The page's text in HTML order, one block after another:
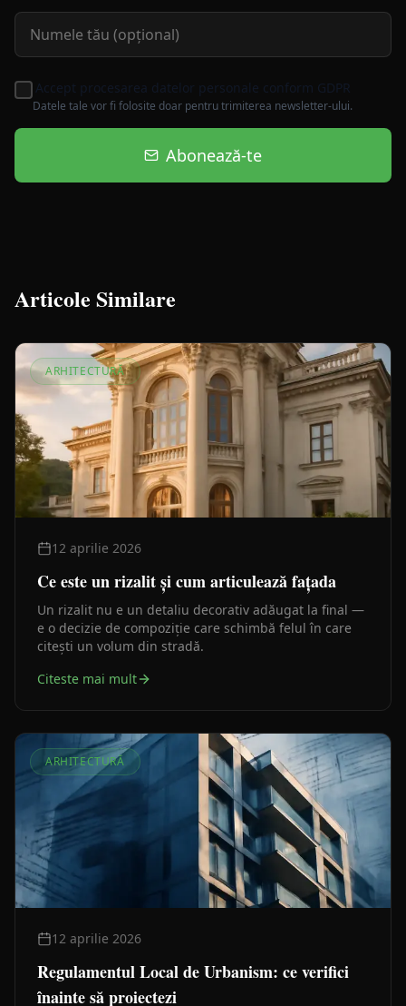
Accept procesarea datelor personale conform GDPR
Datele tale vor fi folosite doar pentru trimiterea newsletter-ului.
Abonează-te
Articole Similare
ARHITECTURĂ
12 aprilie 2026
Ce este un rizalit și cum articulează fațada
Un rizalit nu e un detaliu decorativ adăugat la final —
e o decizie de compoziție care schimbă felul în care
citești un volum din stradă.
Citeste mai mult
ARHITECTURĂ
12 aprilie 2026
Regulamentul Local de Urbanism: ce verifici
înainte să proiectezi